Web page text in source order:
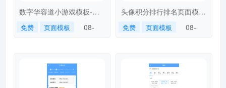
数字华容道小游戏模板-
免费 页面模板
08-
头像积分排行排名页面模
免费 页面模板
08-